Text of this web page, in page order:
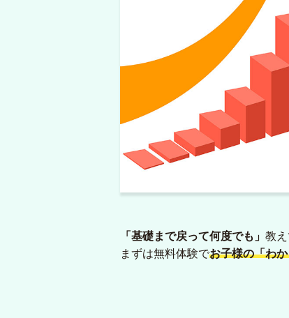
「基礎まで戻って何度でも」 教
まずは無料体験でお子様の「わ